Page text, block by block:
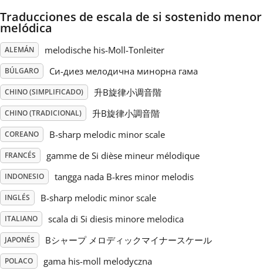
Русский
Svenska
Tiếng Việt
Українська
简体中文
繁體中文
Traducciones de escala de si sostenido menor
melódica
ALEMÁN melodische his-Moll-Tonleiter
BÚLGARO Си-диез мелодична минорна гама
CHINO (SIMPLIFICADO) 升B旋律小调音階
CHINO (TRADICIONAL) 升B旋律小調音階
COREANO B-sharp melodic minor scale
FRANCÉS gamme de Si dièse mineur mélodique
INDONESIO tangga nada B-kres minor melodis
INGLÉS B-sharp melodic minor scale
ITALIANO scala di Si diesis minore melodica
JAPONÉS Bシャープ メロディックマイナースケール
POLACO gama his-moll melodyczna